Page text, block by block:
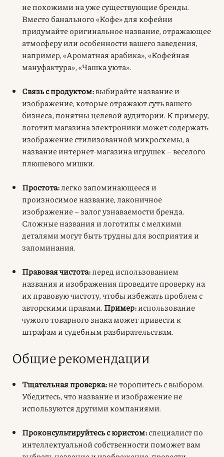
не похожими на уже существующие бренды.
Вместо банального «Кофе» для кофейни
придумайте оригинальное название, отражающее
атмосферу или особенности вашего заведения,
например, «Ароматная арабика», «Кофейная
мануфактура», «Чашка уюта».
Связь с продуктом:выбирайте название и
изображение, которыеотражают суть вашего
бизнеса, понятны целевой аудитории. К примеру,
логотип магазина электроники может содержать
изображение стилизованной микросхемы, а
название интернет-магазина игрушек – веселого
плюшевого мишки.
Простота:легко запоминающееся и
произносимое название, лаконичное
изображение –залог узнаваемости бренда.
Cложные названия и логотипы с мелкими
деталями могут быть трудны для восприятия и
запоминания.
Правовая чистота:перед использованием
названия и изображенияпроведите проверку на
их правовую чистоту, чтобы избежать проблем с
авторскими правами. Пример:использование
чужого товарного знака может привести к
штрафам и судебным разбирательствам.
Общие рекомендации
Тщательная проверка:не торопитесь с выбором.
Убедитесь, что название и изображение не
используются другими компаниями.
Проконсультируйтесь с юристом:специалист по
интеллектуальной собственности поможет вам